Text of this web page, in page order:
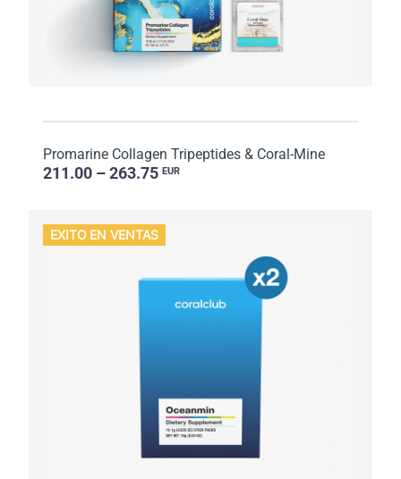
Promarine Collagen Tripeptides & Coral-Mine
211.00 – 263.75 EUR
EXITO EN VENTAS